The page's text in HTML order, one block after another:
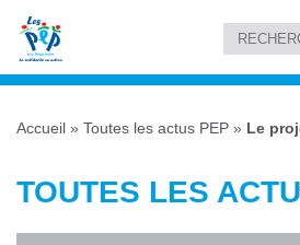
Accueil » Toutes les actus PEP » Le
TOUTES LES